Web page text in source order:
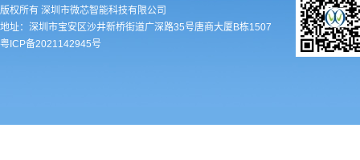
版权所有 深圳市微芯智能科技有限公司
地址：深圳市宝安区沙井新桥街道广深路35号唐商大厦B栋1507
粤ICP备2021142945号